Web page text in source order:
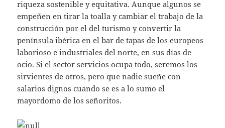
riqueza sostenible y equitativa. Aunque algunos se
empeñen en tirar la toalla y cambiar el trabajo de la
construcción por el del turismo y convertir la
península ibérica en el bar de tapas de los europeos
laborioso e industriales del norte, en sus días de
ocio. Si el sector servicios ocupa todo, seremos los
sirvientes de otros, pero que nadie sueñe con
salarios dignos cuando se es a lo sumo el
mayordomo de los señoritos.